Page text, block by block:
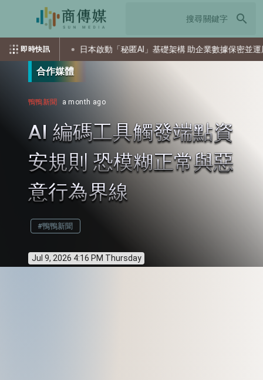
search
即時快訊
擊 日本啟動「秘匿AI」基礎架構 助企業數據保密並運用AI
合作媒體
鴨鴨新聞 a month ago
AI 編碼工具觸發端點資
安規則 恐模糊正常與惡
意行為界線
#鴨鴨新聞
Jul 9, 2026 4:16 PM Thursday